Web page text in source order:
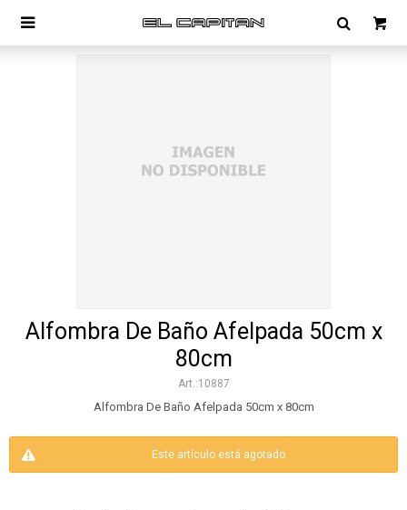

Alfombra De Baño Afelpada 50cm x
80cm
10887
Alfombra De Baño Afelpada 50cm x 80cm
Este artículo está agotado.